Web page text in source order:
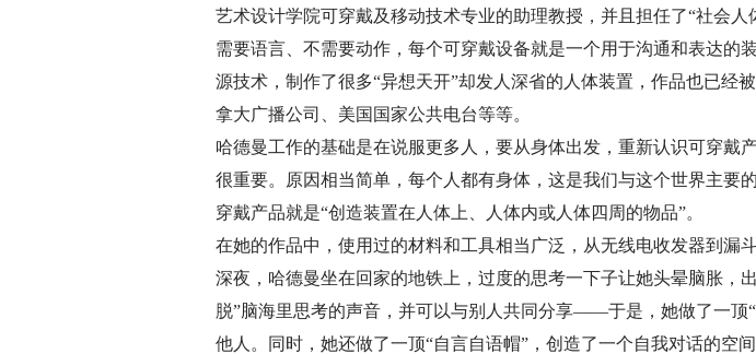
艺术设计学院可穿戴及移动技术专业的助理教授，并且担任了“社会
需要语言、不需要动作，每个可穿戴设备就是一个用于沟通和表达
源技术，制作了很多“异想天开”却发人深省的人体装置，作品也已经
拿大广播公司、美国国家公共电台等等。
哈德曼工作的基础是在说服更多人，要从身体出发，重新认识可穿
很重要。原因相当简单，每个人都有身体，这是我们与这个世界主要
穿戴产品就是“创造装置在人体上、人体内或人体四周的物品”。
在她的作品中，使用过的材料和工具相当广泛，从无线电收发器到漏
深夜，哈德曼坐在回家的地铁上，过度的思考一下子让她头晕脑胀，
脱”脑海里思考的声音，并可以与别人共同分享——于是，她做了一
他人。同时，她还做了一顶“自言自语帽”，创造了一个自我对话的空